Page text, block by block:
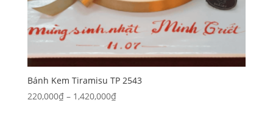
Bánh Kem Tiramisu TP 2543
220,000₫ – 1,420,000₫Khoảng